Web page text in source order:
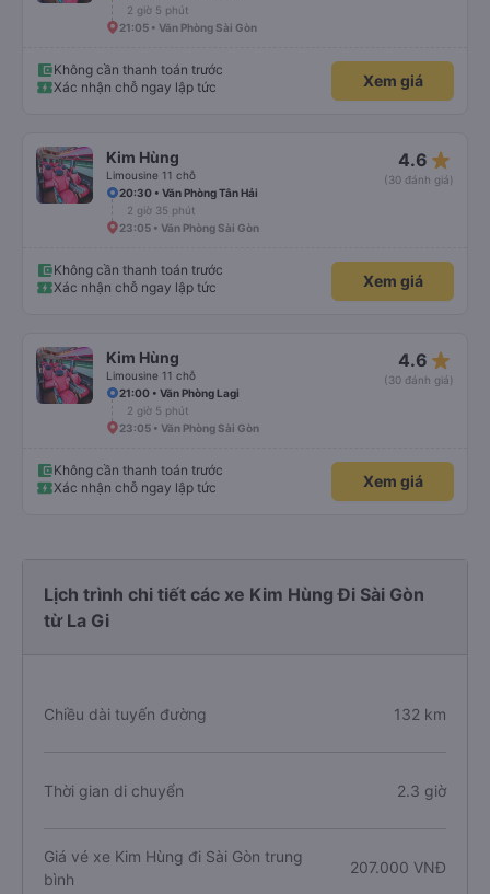
2 giờ 5 phút
21:05 • Văn Phòng Sài Gòn
Không cần thanh toán trước
Xác nhận chỗ ngay lập tức
Xem giá
Kim Hùng
Limousine 11 chỗ
4.6 star_rate
(30 đánh giá)
20:30 • Văn Phòng Tân Hải
2 giờ 35 phút
23:05 • Văn Phòng Sài Gòn
Không cần thanh toán trước
Xác nhận chỗ ngay lập tức
Xem giá
Kim Hùng
Limousine 11 chỗ
4.6 star_rate
(30 đánh giá)
21:00 • Văn Phòng Lagi
2 giờ 5 phút
23:05 • Văn Phòng Sài Gòn
Không cần thanh toán trước
Xác nhận chỗ ngay lập tức
Xem giá
Lịch trình chi tiết các xe Kim Hùng Đi Sài Gòn
từ La Gi
Chiều dài tuyến đường 132 km
Thời gian di chuyển 2.3 giờ
Giá vé xe Kim Hùng đi Sài Gòn trung
bình
207.000 VNĐ